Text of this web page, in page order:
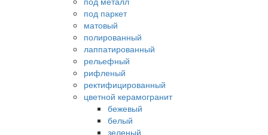
под паркет
матовый
полированный
лаппатированный
рельефный
рифленый
ректифицированный
цветной керамогранит
бежевый
белый
зеленый